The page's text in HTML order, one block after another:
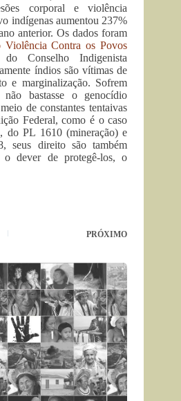
corporal e violência
indígenas aumentou 237%
anterior. Os dados foram
Violência Contra os Povos
Conselho Indigenista
índios são vítimas de
e marginalização. Sofrem
bastasse o genocídio
de constantes tentaivas
Federal, como é o caso
do PL 1610 (mineração) e
seus direito são também
dever de protegê-los, o
PRÓXIMO